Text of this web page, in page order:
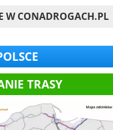
W CONADROGACH.PL
TRASY